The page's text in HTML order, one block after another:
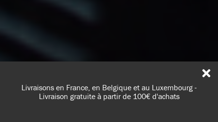
Livraisons en France, en Belgique et au Luxembourg -
Livraison gratuite à partir de 100€ d'achats